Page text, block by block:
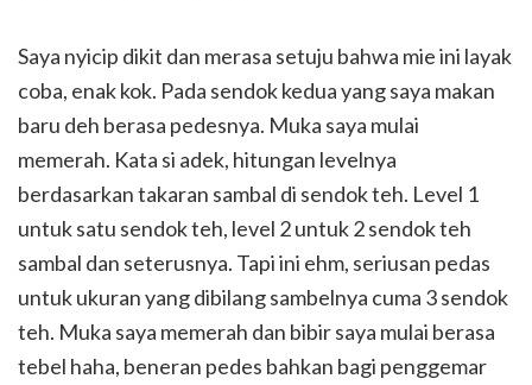
Saya nyicip dikit dan merasa setuju bahwa mie ini layak
coba, enak kok. Pada sendok kedua yang saya makan
baru deh berasa pedesnya. Muka saya mulai
memerah. Kata si adek, hitungan levelnya
berdasarkan takaran sambal di sendok teh. Level 1
untuk satu sendok teh, level 2 untuk 2 sendok teh
sambal dan seterusnya. Tapi ini ehm, seriusan pedas
untuk ukuran yang dibilang sambelnya cuma 3 sendok
teh. Muka saya memerah dan bibir saya mulai berasa
tebel haha, beneran pedes bahkan bagi penggemar